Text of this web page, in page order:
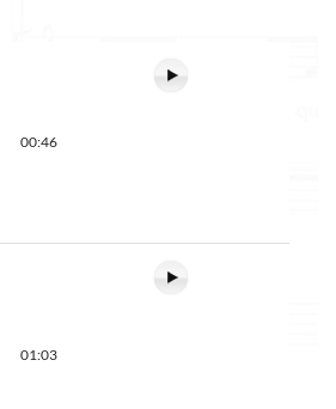
00:46
01:03